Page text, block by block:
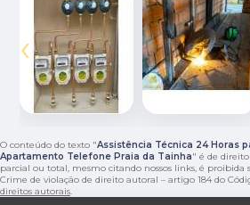
‹
O conteúdo do texto "Assistência Técnica 24 Horas
Apartamento Telefone Praia da Tainha" é de direito
parcial ou total, mesmo citando nossos links, é proibida
Crime de violação de direito autoral – artigo 184 do
direitos autorais.